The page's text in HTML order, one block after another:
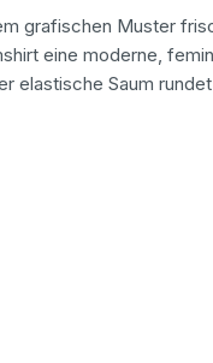
grafischen Muster
eine moderne,
elastische Saum